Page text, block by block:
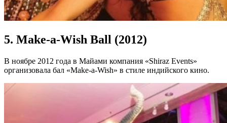
5. Make-a-Wish Ball (2012)
В ноябре 2012 года в Майами компания «Shiraz Events»
организовала бал «Make-a-Wish» в стиле индийского кино.